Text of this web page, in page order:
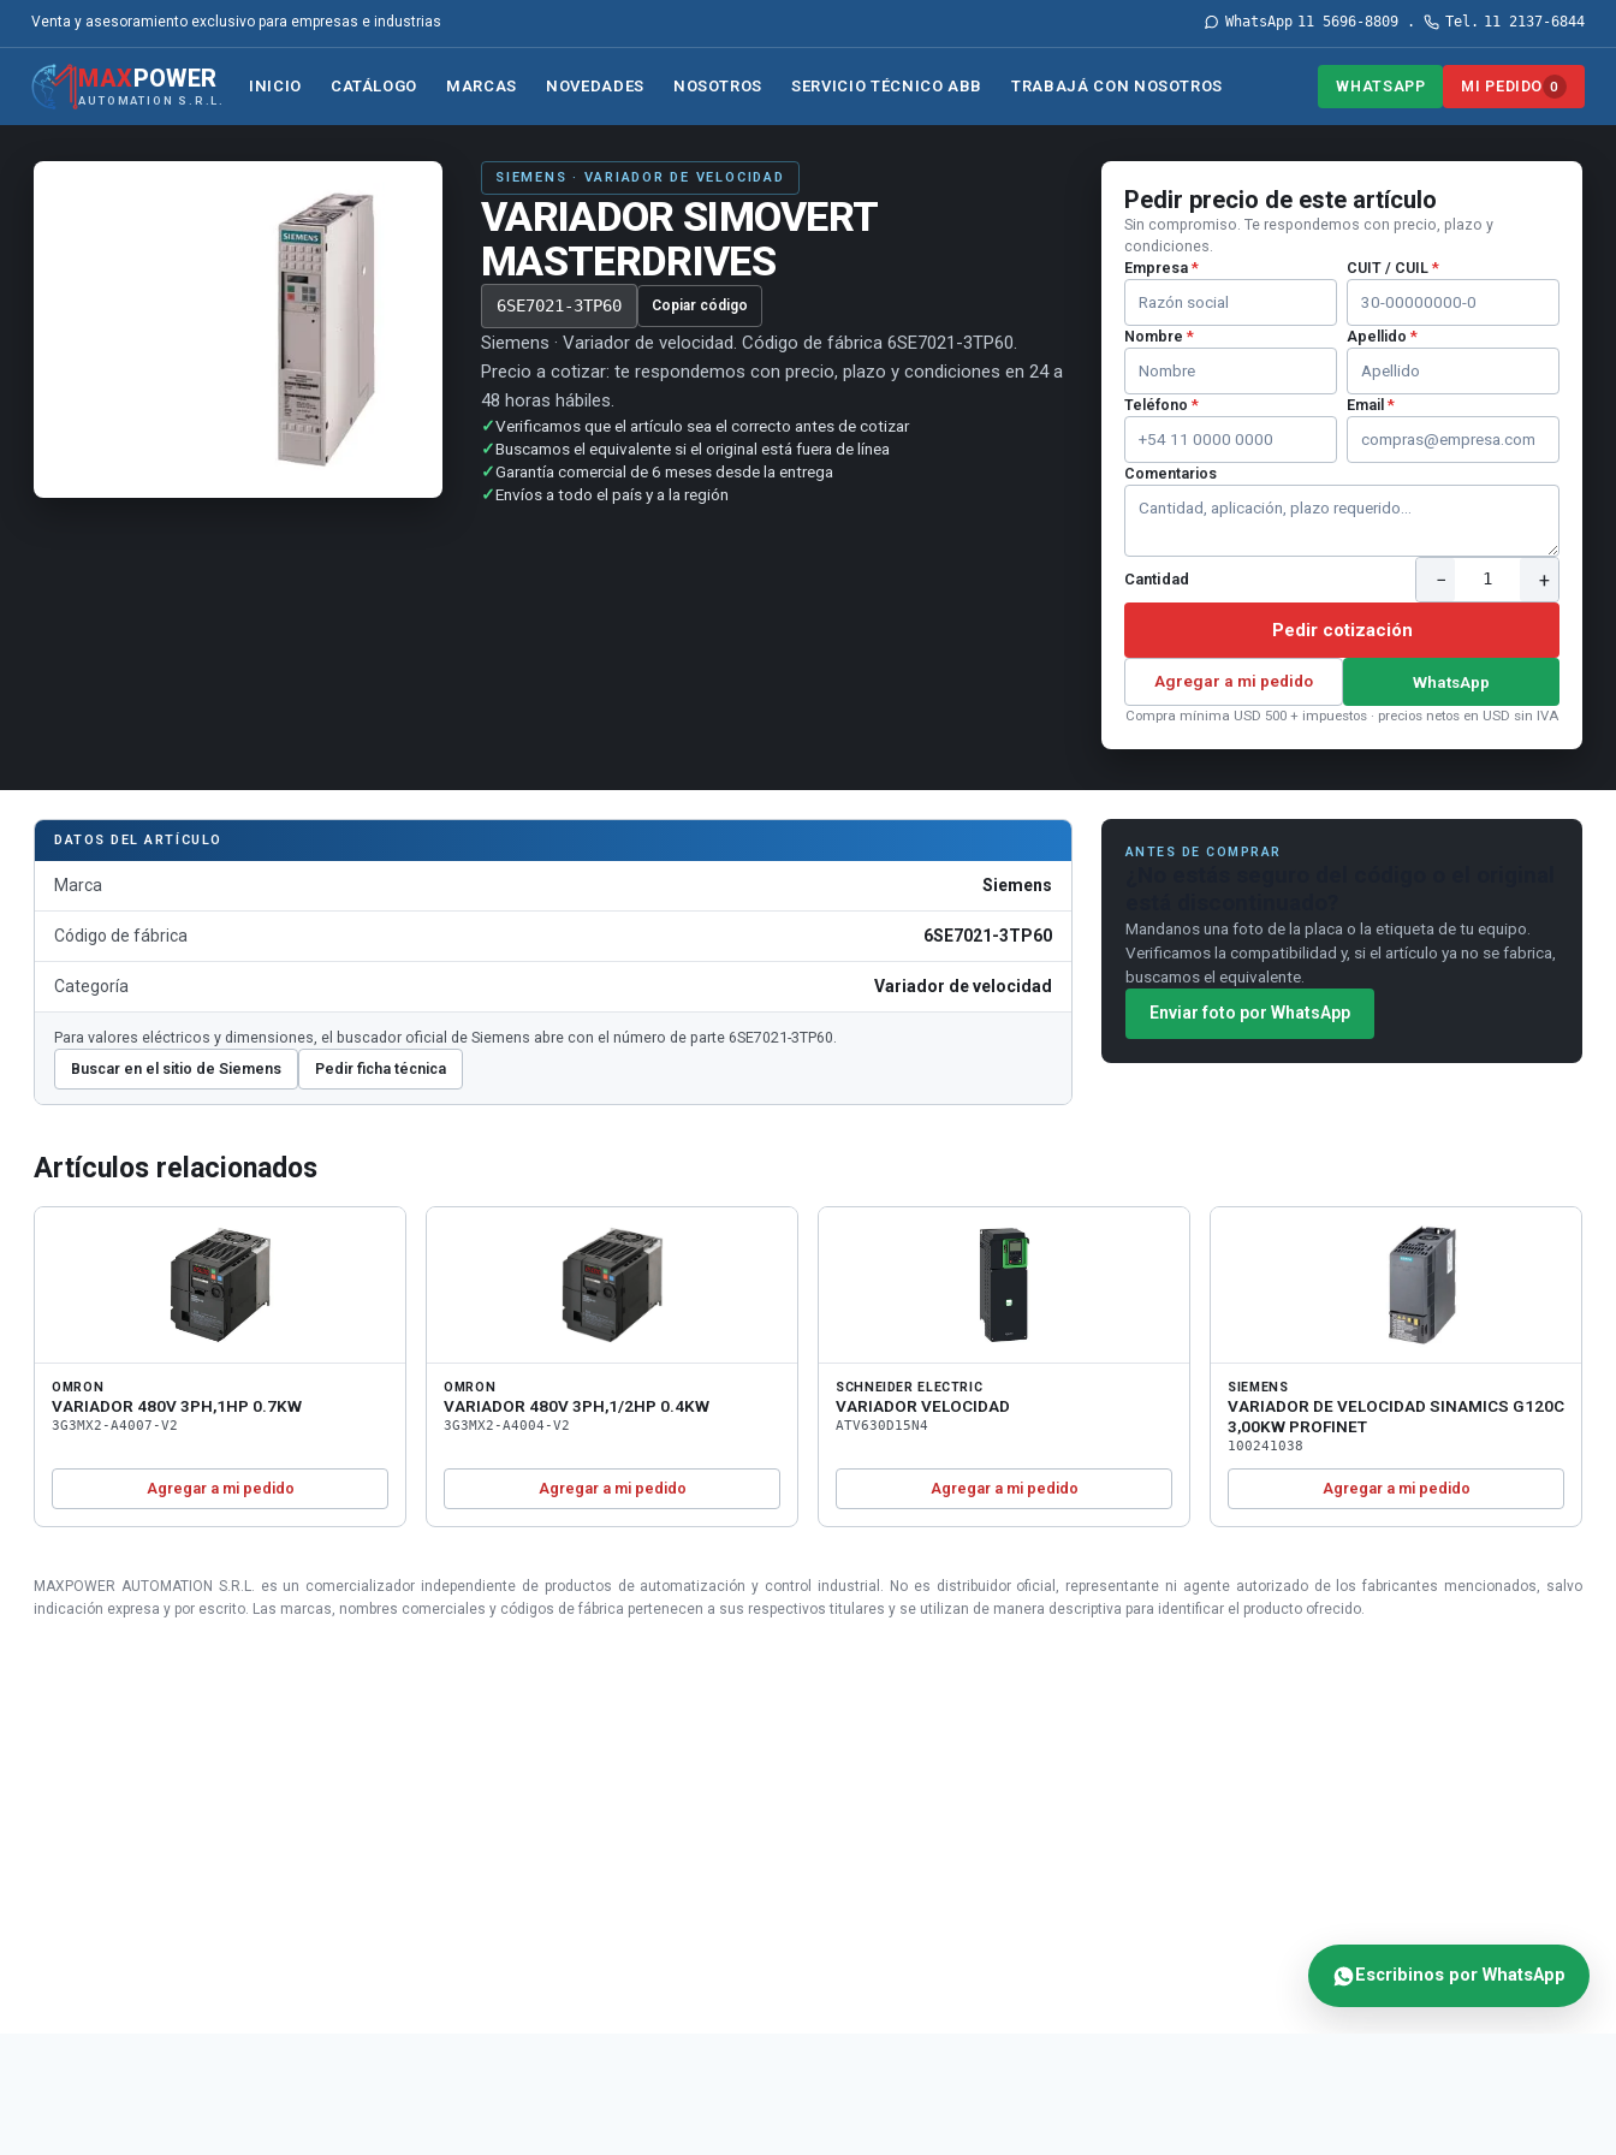
Venta y asesoramiento exclusivo para empresas e industrias WhatsApp 11 5696-8809 · Tel. 11 2137-6844
MAXPOWER
AUTOMATION S.R.L.
INICIO CATÁLOGO MARCAS NOVEDADES NOSOTROS SERVICIO TÉCNICO ABB TRABAJÁ CON NOSOTROS WHATSAPP MI PEDIDO 0
SIEMENS · VARIADOR DE VELOCIDAD
VARIADOR SIMOVERT
MASTERDRIVES
6SE7021-3TP60 Copiar código
Siemens · Variador de velocidad. Código de fábrica 6SE7021-3TP60.
Precio a cotizar: te respondemos con precio, plazo y condiciones en 24 a
48 horas hábiles.
✓Verificamos que el artículo sea el correcto antes de cotizar
✓Buscamos el equivalente si el original está fuera de línea
✓Garantía comercial de 6 meses desde la entrega
✓Envíos a todo el país y a la región
Pedir precio de este artículo
Sin compromiso. Te respondemos con precio, plazo y
condiciones.
Empresa * CUIT / CUIL *
Nombre * Apellido *
Teléfono * Email *
Comentarios
Cantidad − 1 +
Pedir cotización
Agregar a mi pedido WhatsApp
Compra mínima USD 500 + impuestos · precios netos en USD sin IVA
DATOS DEL ARTÍCULO
Marca Siemens
Código de fábrica 6SE7021-3TP60
Categoría Variador de velocidad
Para valores eléctricos y dimensiones, el buscador oficial de Siemens abre con el número de parte 6SE7021-3TP60.
Buscar en el sitio de Siemens
Pedir ficha técnica
ANTES DE COMPRAR
Mandanos una foto de la placa o la etiqueta de tu equipo.
Verificamos la compatibilidad y, si el artículo ya no se fabrica,
buscamos el equivalente.
Enviar foto por WhatsApp
Artículos relacionados
OMRON
VARIADOR 480V 3PH,1HP 0.7KW
3G3MX2-A4007-V2
Agregar a mi pedido
OMRON
VARIADOR 480V 3PH,1/2HP 0.4KW
3G3MX2-A4004-V2
Agregar a mi pedido
SCHNEIDER ELECTRIC
VARIADOR VELOCIDAD
ATV630D15N4
Agregar a mi pedido
SIEMENS
VARIADOR DE VELOCIDAD SINAMICS G120C
3,00KW PROFINET
100241038
Agregar a mi pedido
MAXPOWER AUTOMATION S.R.L. es un comercializador independiente de productos de automatización y control industrial. No es distribuidor oficial, representante ni agente autorizado de los fabricantes mencionados, salvo
indicación expresa y por escrito. Las marcas, nombres comerciales y códigos de fábrica pertenecen a sus respectivos titulares y se utilizan de manera descriptiva para identificar el producto ofrecido.
Escribinos por WhatsApp